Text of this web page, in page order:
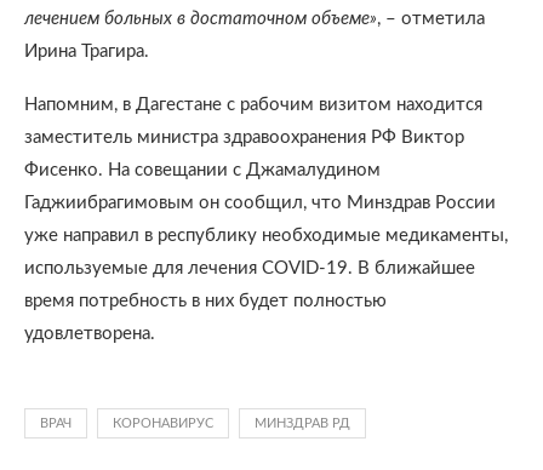
лечением больных в достаточном объеме», – отметила
Ирина Трагира.
Напомним, в Дагестане с рабочим визитом находится
заместитель министра здравоохранения РФ Виктор
Фисенко. На совещании с Джамалудином
Гаджиибрагимовым он сообщил, что Минздрав России
уже направил в республику необходимые медикаменты,
используемые для лечения COVID-19. В ближайшее
время потребность в них будет полностью
удовлетворена.
ВРАЧ КОРОНАВИРУС МИНЗДРАВ РД